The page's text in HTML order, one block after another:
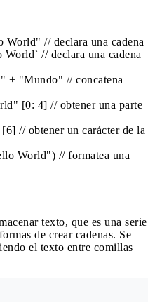
// declara una cadena
// declara una cadena
+ "Mundo" // concatena
[0: 4] // obtener una parte
// obtener un carácter de la
World") // formatea una
texto, que es una serie
de crear cadenas. Se
el texto entre comillas